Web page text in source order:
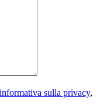
sulla privacy,